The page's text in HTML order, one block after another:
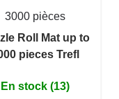
3000 pièces
Roll Mat up to
pieces Trefl
En stock (13)